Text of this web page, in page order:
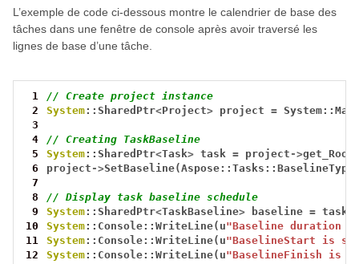
L’exemple de code ci-dessous montre le calendrier de base des
tâches dans une fenêtre de console après avoir traversé les
lignes de base d’une tâche.
1
// Create project instance
2
System::SharedPtr<Project> project =
3
4
// Creating TaskBaseline
5
System::SharedPtr<Task> task = project ->
6
project ->
7
8
// Display task baseline schedule
9
System::SharedPtr<TaskBaseline> baseline = task
10
System::Console::WriteLine(u"Baseline duration
11
System::Console::WriteLine(u"BaselineStart is
12
System::Console::WriteLine(u"BaselineFinish is